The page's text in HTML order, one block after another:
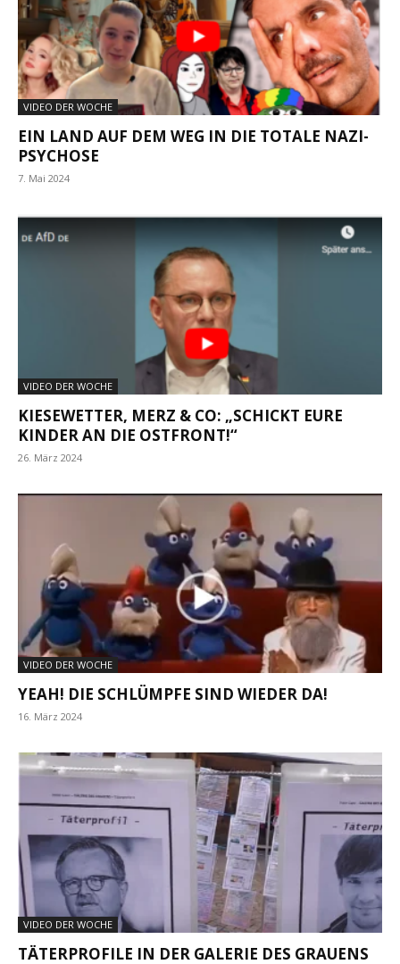
VIDEO DER WOCHE
EIN LAND AUF DEM WEG IN DIE TOTALE NAZI-
PSYCHOSE
7. Mai 2024
VIDEO DER WOCHE
KIESEWETTER, MERZ & CO: „SCHICKT EURE
KINDER AN DIE OSTFRONT!“
26. März 2024
VIDEO DER WOCHE
YEAH! DIE SCHLÜMPFE SIND WIEDER DA!
16. März 2024
VIDEO DER WOCHE
TÄTERPROFILE IN DER GALERIE DES GRAUENS